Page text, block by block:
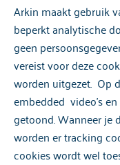
Arkin maakt gebruik
beperkt analytische
geen
vereist voor deze
worden uitgezet. Op
embedded video’s
getoond. Wanneer je
worden er tracking
cookies wordt wel